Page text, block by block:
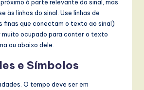
à parte relevante do sinal, mas
às linhas do sinal. Use linhas de
finas que conectam o texto ao sinal)
muito ocupado para conter o texto
ou abaixo dele.
e Símbolos
O tempo deve ser em